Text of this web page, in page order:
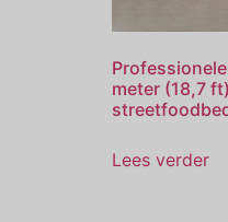
meter (18,7
Lees verder